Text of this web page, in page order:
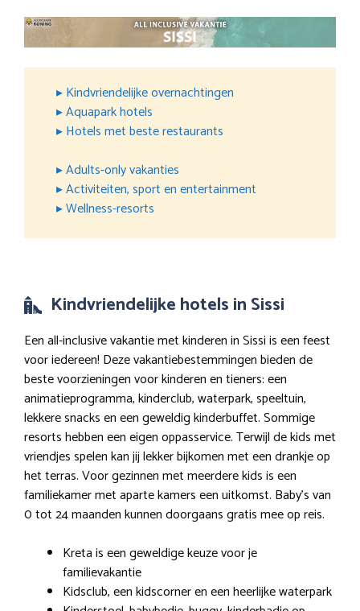
▸ Kindvriendelijke overnachtingen
▸ Aquapark hotels
▸ Hotels met beste restaurants
▸ Adults-only vakanties
▸ Activiteiten, sport en entertainment
▸ Wellness-resorts
Kindvriendelijke hotels in Sissi
Een all-inclusive vakantie met kinderen in Sissi is een feest
voor iedereen! Deze vakantiebestemmingen bieden de
beste voorzieningen voor kinderen en tieners: een
animatieprogramma, kinderclub, waterpark, speeltuin,
lekkere snacks en een geweldig kinderbuffet. Sommige
resorts hebben een eigen oppasservice. Terwijl de kids met
vriendjes spelen kan jij lekker bijkomen met een drankje op
het terras. Voor gezinnen met meerdere kids is een
familiekamer met aparte kamers een uitkomst. Baby’s van
0 tot 24 maanden kunnen doorgaans gratis mee op reis.
Kreta is een geweldige keuze voor je
familievakantie
Kidsclub, een kidscorner en een heerlijke waterpark